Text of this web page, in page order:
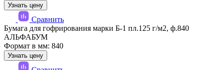
Узнать цену
Сравнить
Бумага для гофрирования марки Б-1 пл.125 г/м2, ф.840
АЛЬФАБУМ
Формат в мм: 840
Узнать цену